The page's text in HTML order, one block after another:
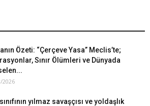
Özeti: “Çerçeve Yasa” Meclis’te;
Sınır Ölümleri ve Dünyada
2026
yılmaz savaşçısı ve yoldaşlık